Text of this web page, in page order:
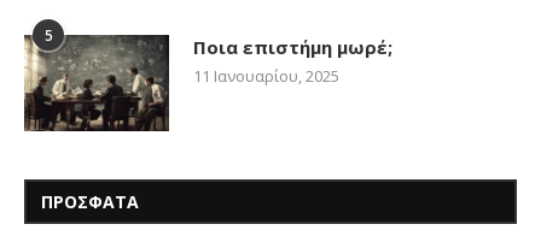
5 Ποια επιστήμη μωρέ;
11 Ιανουαρίου, 2025
ΠΡΟΣΦΑΤΑ